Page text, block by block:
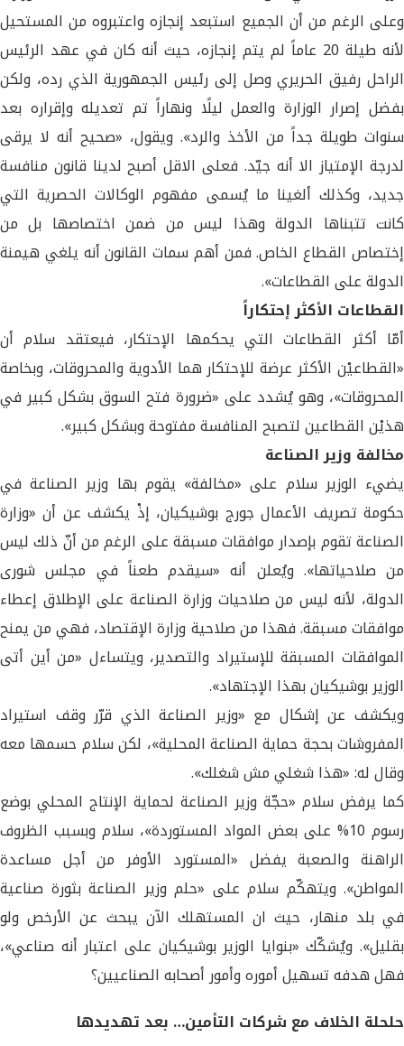
وعلى الرغم من أن الجميع استبعد إنجازه واعتبروه من المستحيل
لأنه طيلة 20 عاماً لم يتم إنجازه، حيث أنه كان في عهد الرئيس
الراحل رفيق الحريري وصل إلى رئيس الجمهورية الذي رده، ولكن
بفضل إصرار الوزارة والعمل ليلًا ونهاراً تم تعديله وإقراره بعد
سنوات طويلة جداً من الأخذ والرد». ويقول، «صحيح أنه لا يرقى
لدرجة الإمتياز الا أنه جيّد. فعلى الاقل أصبح لدينا قانون منافسة
جديد، وكذلك ألغينا ما يُسمى مفهوم الوكالات الحصرية التي
كانت تتبناها الدولة وهذا ليس من ضمن اختصاصها بل من
إختصاص القطاع الخاص. فمن أهم سمات القانون أنه يلغي هيمنة
الدولة على القطاعات».
القطاعات الأكثر إحتكاراً
أمّا أكثر القطاعات التي يحكمها الإحتكار، فيعتقد سلام أن
«القطاعيْن الأكثر عرضة للإحتكار هما الأدوية والمحروقات، وبخاصة
المحروقات»، وهو يُشدد على «ضرورة فتح السوق بشكل كبير في
هذيْن القطاعين لتصبح المنافسة مفتوحة وبشكل كبير».
مخالفة وزير الصناعة
يضيء الوزير سلام على «مخالفة» يقوم بها وزير الصناعة في
حكومة تصريف الأعمال جورج بوشيكيان، إذْ يكشف عن أن «وزارة
الصناعة تقوم بإصدار موافقات مسبقة على الرغم من أنّ ذلك ليس
من صلاحياتها». ويُعلن أنه «سيقدم طعناً في مجلس شورى
الدولة، لأنه ليس من صلاحيات وزارة الصناعة على الإطلاق إعطاء
موافقات مسبقة. فهذا من صلاحية وزارة الإقتصاد، فهي من يمنح
الموافقات المسبقة للإستيراد والتصدير، ويتساءل «من أين أتى
الوزير بوشيكيان بهذا الإجتهاد».
ويكشف عن إشكال مع «وزير الصناعة الذي قرّر وقف استيراد
المفروشات بحجة حماية الصناعة المحلية»، لكن سلام حسمها معه
وقال له: «هذا شغلي مش شغلك».
كما يرفض سلام «حجّة وزير الصناعة لحماية الإنتاج المحلي بوضع
رسوم 10% على بعض المواد المستوردة»، سلام وبسبب الظروف
الراهنة والصعبة يفضل «المستورد الأوفر من أجل مساعدة
المواطن». ويتهكّم سلام على «حلم وزير الصناعة بثورة صناعية
في بلد منهار، حيث ان المستهلك الآن يبحث عن الأرخص ولو
بقليل». ويُشكّك «بنوايا الوزير بوشيكيان على اعتبار أنه صناعي»،
فهل هدفه تسهيل أموره وأمور أصحابه الصناعيين؟
حلحلة الخلاف مع شركات التأمين… بعد تهديدها